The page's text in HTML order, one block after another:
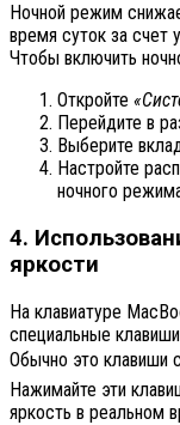
Ночной режим
время суток за счет
Чтобы включить
Откройте
Перейдите в
Выберите
Настройте
ночного
4.
яркости
На клавиатуре
специальные
Обычно это клавиши
Нажимайте эти
яркость в реальном